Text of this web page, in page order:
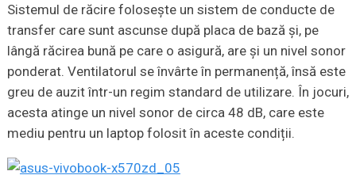
Sistemul de răcire folosește un sistem de conducte de
transfer care sunt ascunse după placa de bază și, pe
lângă răcirea bună pe care o asigură, are și un nivel sonor
ponderat. Ventilatorul se învârte în permanență, însă este
greu de auzit într-un regim standard de utilizare. În jocuri,
acesta atinge un nivel sonor de circa 48 dB, care este
mediu pentru un laptop folosit în aceste condiții.